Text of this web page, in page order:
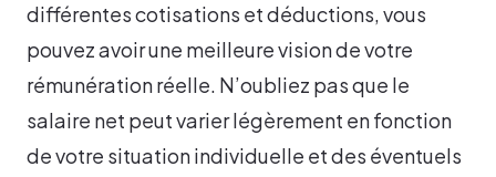
différentes cotisations et déductions, vous
pouvez avoir une meilleure vision de votre
rémunération réelle. N’oubliez pas que le
salaire net peut varier légèrement en fonction
de votre situation individuelle et des éventuels